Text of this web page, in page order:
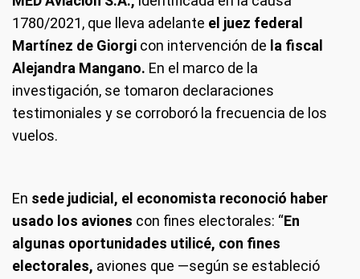
1780/2021, que lleva adelante el juez federal
Martínez de Giorgi con intervención de la fiscal
Alejandra Mangano. En el marco de la
investigación, se tomaron declaraciones
testimoniales y se corroboró la frecuencia de los
vuelos.
En sede judicial, el economista reconoció haber
usado los aviones con fines electorales: “En
algunas oportunidades utilicé, con fines
electorales, aviones que —según se estableció